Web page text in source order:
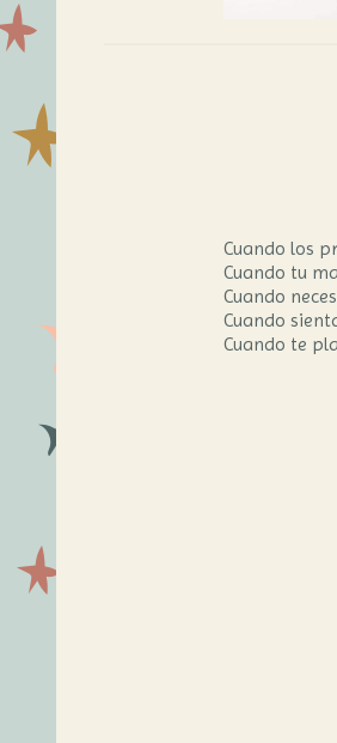
Cuando los
Cuando tu
Cuando
Cuando
Cuando te